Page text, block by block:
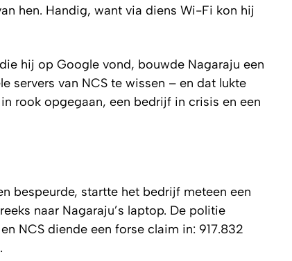
hen. Handig, want via diens Wi-Fi kon hij
hij op Google vond, bouwde Nagaraju een
servers van NCS te wissen – en dat lukte
rook opgegaan, een bedrijf in crisis en een
bespeurde, startte het bedrijf meteen een
naar Nagaraju’s laptop. De politie
NCS diende een forse claim in: 917.832